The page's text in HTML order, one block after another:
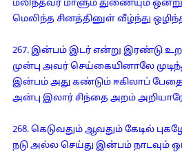
மலிந்தவர் மாளும் துணையும்
மெலிந்த சினத்தினுள் வீழ்ந்து
267. இன்பம் இடர் என்று இரண்டு
முன்பு அவர் செய்கையினாலே
இன்பம் அது கண்டும் ஈகிலாப்
அன்பு இலார் சிந்தை அறம்
268. கெடுவதும் ஆவதும் கேடில்
நடு அல்ல செய்து இன்பம் நாடவும்